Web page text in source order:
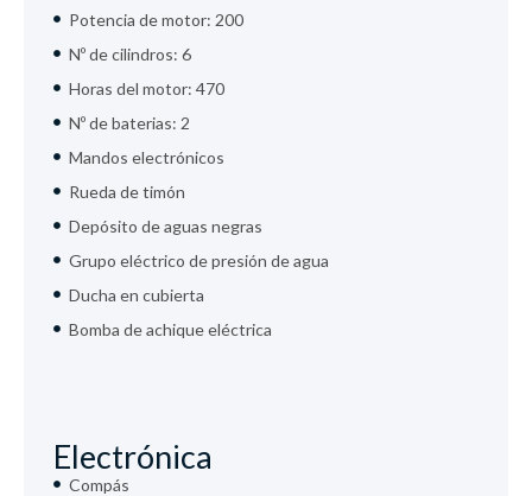
Potencia de motor: 200
Nº de cilindros: 6
Horas del motor: 470
Nº de baterias: 2
Mandos electrónicos
Rueda de timón
Depósito de aguas negras
Grupo eléctrico de presión de agua
Ducha en cubierta
Bomba de achique eléctrica
Electrónica
Compás